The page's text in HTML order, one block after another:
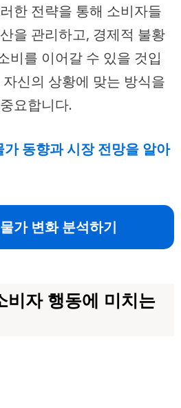
한 전략을 통해 소비자들
을 관리하고, 경제적 불황
비를 이어갈 수 있을 것입
신의 상황에 맞는 방식을
요합니다.
동향과 시장 전망을 알아
가 변화 분석하기
비자 행동에 미치는